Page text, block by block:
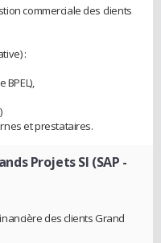
commerciale des clients
:
et prestataires.
Projets SI (SAP -
des clients Grand